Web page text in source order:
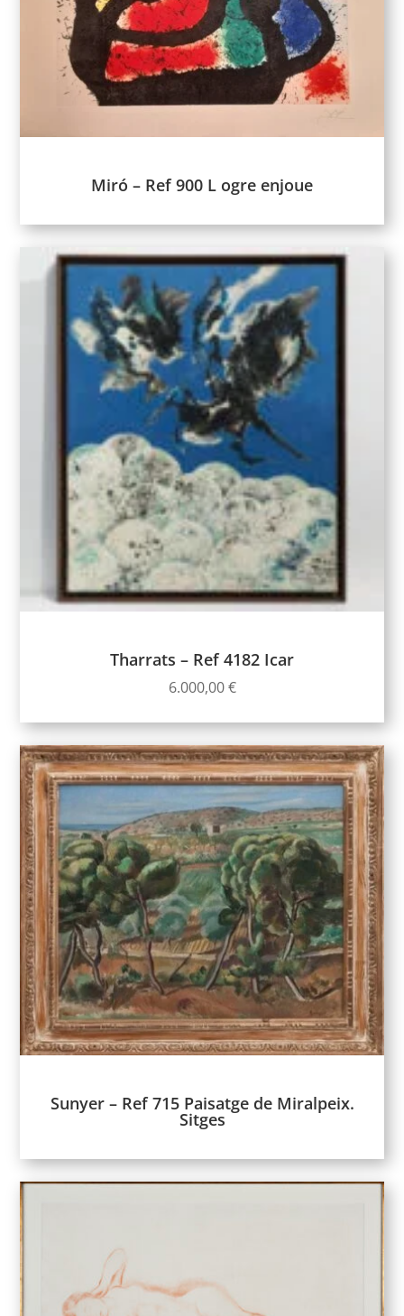
Miró – Ref 900 L ogre enjoue
Tharrats – Ref 4182 Icar
6.000,00€
Sunyer – Ref 715 Paisatge de Miralpeix.
Sitges